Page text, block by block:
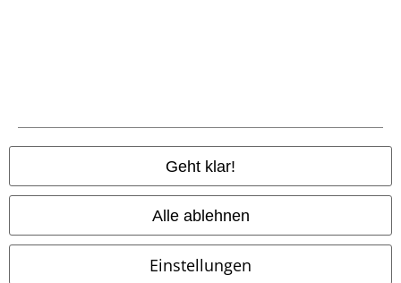
Geht klar!
Alle ablehnen
Einstellungen
Entsorgung und Umweltschutz
Konformitätserklärung